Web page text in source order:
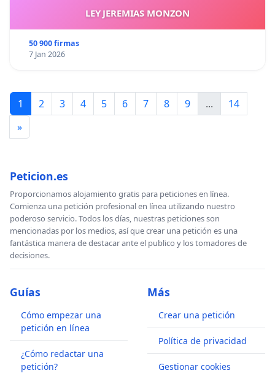
LEY JEREMIAS MONZON
50 900 firmas
7 Jan 2026
1 2 3 4 5 6 7 8 9 ...
14
»
Peticion.es
Proporcionamos alojamiento gratis para peticiones en línea.
Comienza una petición profesional en línea utilizando nuestro
poderoso servicio. Todos los días, nuestras peticiones son
mencionadas por los medios, así que crear una petición es una
fantástica manera de destacar ante el publico y los tomadores de
decisiones.
Guías
Cómo empezar una
petición en línea
¿Cómo redactar una
petición?
Más
Crear una petición
Política de privacidad
Gestionar cookies